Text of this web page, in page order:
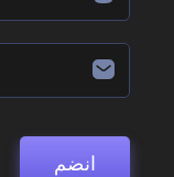
انضم